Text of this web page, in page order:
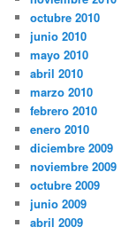
octubre 2010
junio 2010
mayo 2010
abril 2010
marzo 2010
febrero 2010
enero 2010
diciembre 2009
noviembre 2009
octubre 2009
junio 2009
abril 2009